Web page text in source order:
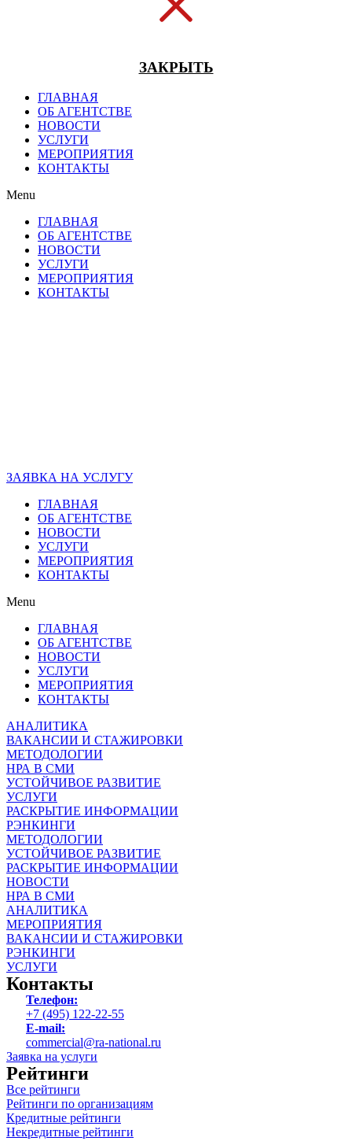
ЗАКРЫТЬ
ГЛАВНАЯ
ОБ АГЕНТСТВЕ
НОВОСТИ
УСЛУГИ
МЕРОПРИЯТИЯ
КОНТАКТЫ
Menu
ГЛАВНАЯ
ОБ АГЕНТСТВЕ
НОВОСТИ
УСЛУГИ
МЕРОПРИЯТИЯ
КОНТАКТЫ
ЗАЯВКА НА УСЛУГУ
ГЛАВНАЯ
ОБ АГЕНТСТВЕ
НОВОСТИ
УСЛУГИ
МЕРОПРИЯТИЯ
КОНТАКТЫ
Menu
ГЛАВНАЯ
ОБ АГЕНТСТВЕ
НОВОСТИ
УСЛУГИ
МЕРОПРИЯТИЯ
КОНТАКТЫ
АНАЛИТИКА
ВАКАНСИИ И СТАЖИРОВКИ
МЕТОДОЛОГИИ
НРА В СМИ
УСТОЙЧИВОЕ РАЗВИТИЕ
УСЛУГИ
РАСКРЫТИЕ ИНФОРМАЦИИ
РЭНКИНГИ
МЕТОДОЛОГИИ
УСТОЙЧИВОЕ РАЗВИТИЕ
РАСКРЫТИЕ ИНФОРМАЦИИ
НОВОСТИ
НРА В СМИ
АНАЛИТИКА
МЕРОПРИЯТИЯ
ВАКАНСИИ И СТАЖИРОВКИ
РЭНКИНГИ
УСЛУГИ
Контакты
Телефон:
+7 (495) 122-22-55
E-mail:
commercial@ra-national.ru
Заявка на услуги
Рейтинги
Все рейтинги
Рейтинги по организациям
Кредитные рейтинги
Некредитные рейтинги